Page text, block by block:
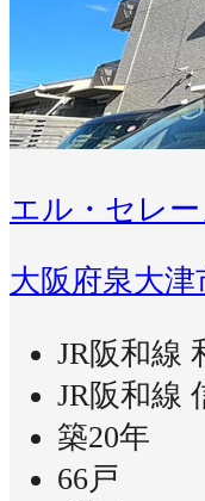
エル・セレ
大阪府泉大津
JR阪和線
JR阪和線
築20年
66戸